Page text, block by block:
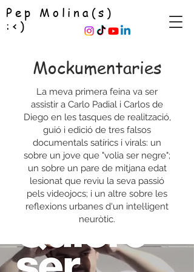
Pep Molina(s)
:<)
Mockumentaries
La meva primera feina va ser
assistir a Carlo Padial i Carlos de
Diego en les tasques de realització,
guió i edició de tres falsos
documentals satírics i virals: un
sobre un jove que "volia ser negre";
un sobre un pare de mitjana edat
lesionat que reviu la seva passió
pels videojocs; i un altre sobre les
reflexions urbanes d'un intel·ligent
neuròtic.